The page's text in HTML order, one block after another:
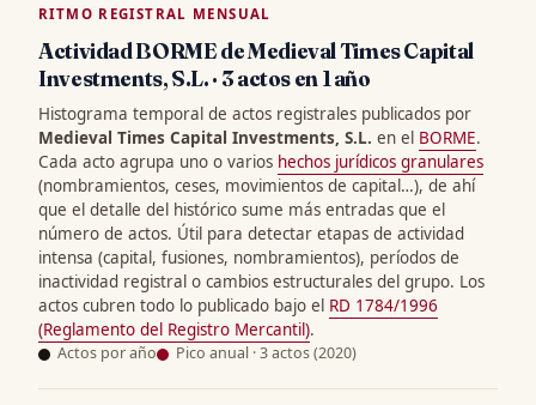
RITMO REGISTRAL MENSUAL
Actividad BORME de Medieval Times Capital
Investments, S.L. · 3 actos en 1 año
Histograma temporal de actos registrales publicados por
Medieval Times Capital Investments, S.L. en el BORME.
Cada acto agrupa uno o varios hechos jurídicos granulares
(nombramientos, ceses, movimientos de capital…), de ahí
que el detalle del histórico sume más entradas que el
número de actos. Útil para detectar etapas de actividad
intensa (capital, fusiones, nombramientos), períodos de
inactividad registral o cambios estructurales del grupo. Los
actos cubren todo lo publicado bajo el RD 1784/1996
(Reglamento del Registro Mercantil).
Actos por año Pico anual · 3 actos (2020)